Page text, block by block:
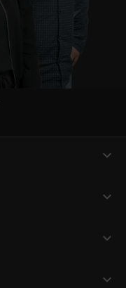
expand_more
expand_more
expand_more
expand_more